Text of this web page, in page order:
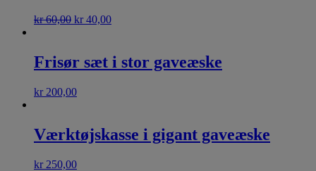
kr60,00 kr 40,00
Frisør sæt i stor gaveæske
kr 200,00
Værktøjskasse i gigant gaveæske
kr 250,00